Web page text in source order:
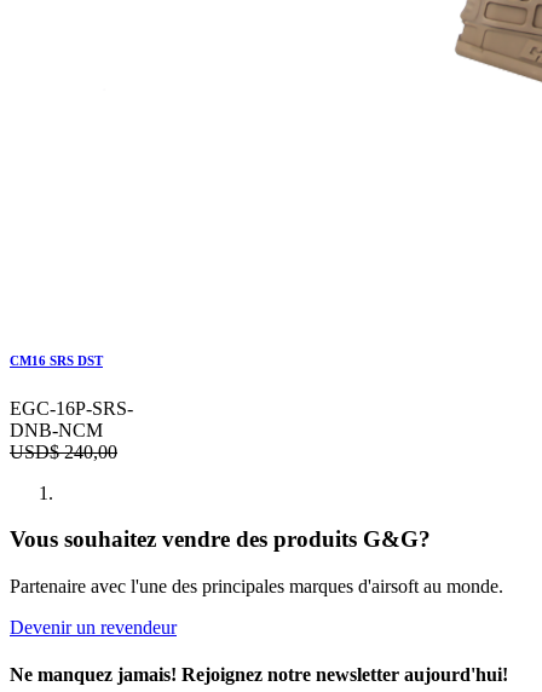
CM16 SRS DST
EGC-16P-SRS-
DNB-NCM
USD$240,00
Vous souhaitez vendre des produits G&G?
Partenaire avec l'une des principales marques d'airsoft au monde.
Devenir un revendeur
Ne manquez jamais! Rejoignez notre newsletter aujourd'hui!